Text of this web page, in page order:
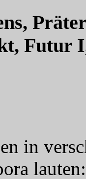
Futur
in
lauten: